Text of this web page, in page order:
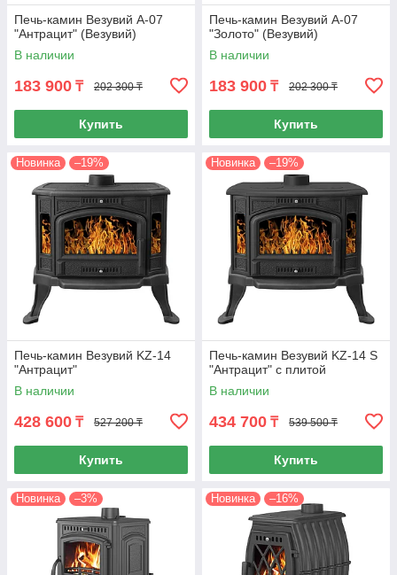
Печь-камин Везувий А-07
"Антрацит" (Везувий)
В наличии
183 900 ₸ 202 300 ₸
Купить
Печь-камин Везувий А-07
"Золото" (Везувий)
В наличии
183 900 ₸ 202 300 ₸
Купить
Новинка –19%
Печь-камин Везувий KZ-14
"Антрацит"
В наличии
428 600 ₸ 527 200 ₸
Купить
Новинка –19%
Печь-камин Везувий KZ-14 S
"Антрацит" с плитой
В наличии
434 700 ₸ 539 500 ₸
Купить
Новинка –3% Новинка –16%